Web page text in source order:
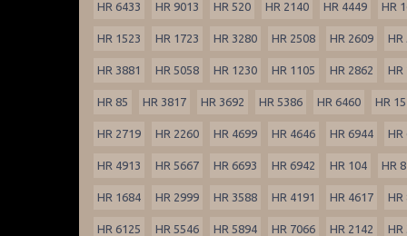
HR 6433 HR 9013 HR 520 HR 2140 HR 4449 HR
HR 1523 HR 1723 HR 3280 HR 2508 HR 2609 HR
HR 3881 HR 5058 HR 1230 HR 1105 HR 2862 HR
HR 85 HR 3817 HR 3692 HR 5386 HR 6460 HR
HR 2719 HR 2260 HR 4699 HR 4646 HR 6944 HR
HR 4913 HR 5667 HR 6693 HR 6942 HR 104 HR
HR 1684 HR 2999 HR 3588 HR 4191 HR 4617 HR
HR 6125 HR 5546 HR 5894 HR 7066 HR 2142 HR